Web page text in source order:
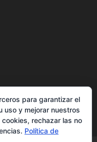
para garantizar el
uso y mejorar nuestros
rechazar las no
Política de